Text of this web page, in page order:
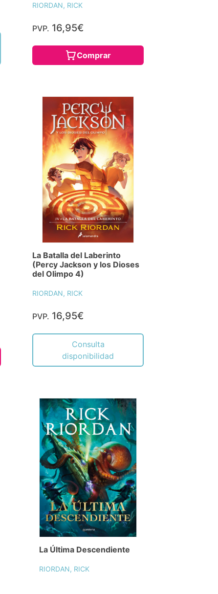
RIORDAN, RICK
PVP. 16,95€
Comprar
La Batalla del Laberinto
(Percy Jackson y los Dioses
del Olimpo 4)
RIORDAN, RICK
PVP. 16,95€
Consulta
disponibilidad
La Última Descendiente
RIORDAN, RICK